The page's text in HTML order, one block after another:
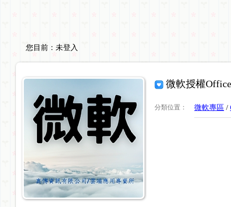
您目前： 未登入
微軟授權
分類位置 ： 微軟專區 /